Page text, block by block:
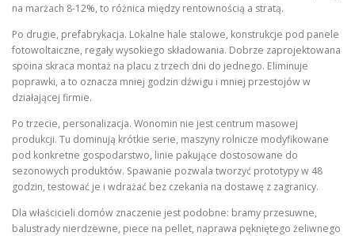
na marżach 8-12%, to różnica między rentownością a stratą.
Po drugie, prefabrykacja. Lokalne hale stalowe, konstrukcje pod panele
fotowoltaiczne, regały wysokiego składowania. Dobrze zaprojektowana
spoina skraca montaż na placu z trzech dni do jednego. Eliminuje
poprawki, a to oznacza mniej godzin dźwigu i mniej przestojów w
działającej firmie.
Po trzecie, personalizacja. Wonomin nie jest centrum masowej
produkcji. Tu dominują krótkie serie, maszyny rolnicze modyfikowane
pod konkretne gospodarstwo, linie pakujące dostosowane do
sezonowych produktów. Spawanie pozwala tworzyć prototypy w 48
godzin, testować je i wdrażać bez czekania na dostawę z zagranicy.
Dla właścicieli domów znaczenie jest podobne: bramy przesuwne,
balustrady nierdzewne, piece na pellet, naprawa pękniętego żeliwnego